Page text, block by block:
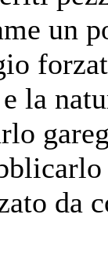
un
la
da